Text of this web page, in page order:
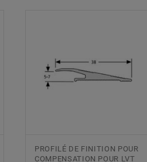
PROFILÉ DE FINITION POUR
COMPENSATION POUR LVT